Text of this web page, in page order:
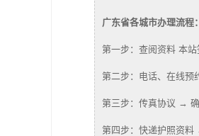
广东省各城市办理流程：
第一步：查阅资料 本站
第二步：电话、在线预
第三步：传真协议 →
第四步：快递护照资